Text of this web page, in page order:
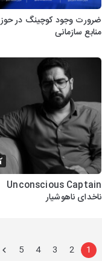
ضرورت وجود کوچینگ در
منابع سازمانی
Unconscious Captain
ناخدای ناهوشیار
1
2
3
4
5